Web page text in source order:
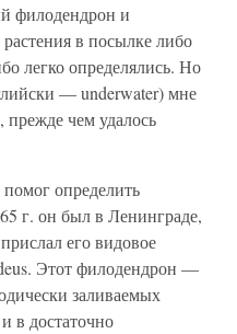
филодендрон и
в посылке либо
легко определялись. Но
— underwater) мне
прежде чем удалось
определить
г. он был в Ленинграде,
его видовое
Этот филодендрон —
заливаемых
в достаточно